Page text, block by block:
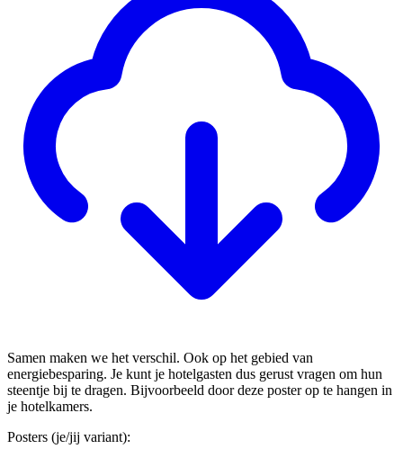
Samen maken we het verschil. Ook op het gebied van
energiebesparing. Je kunt je hotelgasten dus gerust vragen om hun
steentje bij te dragen. Bijvoorbeeld door deze poster op te hangen in
je hotelkamers.
Posters (je/jij variant):